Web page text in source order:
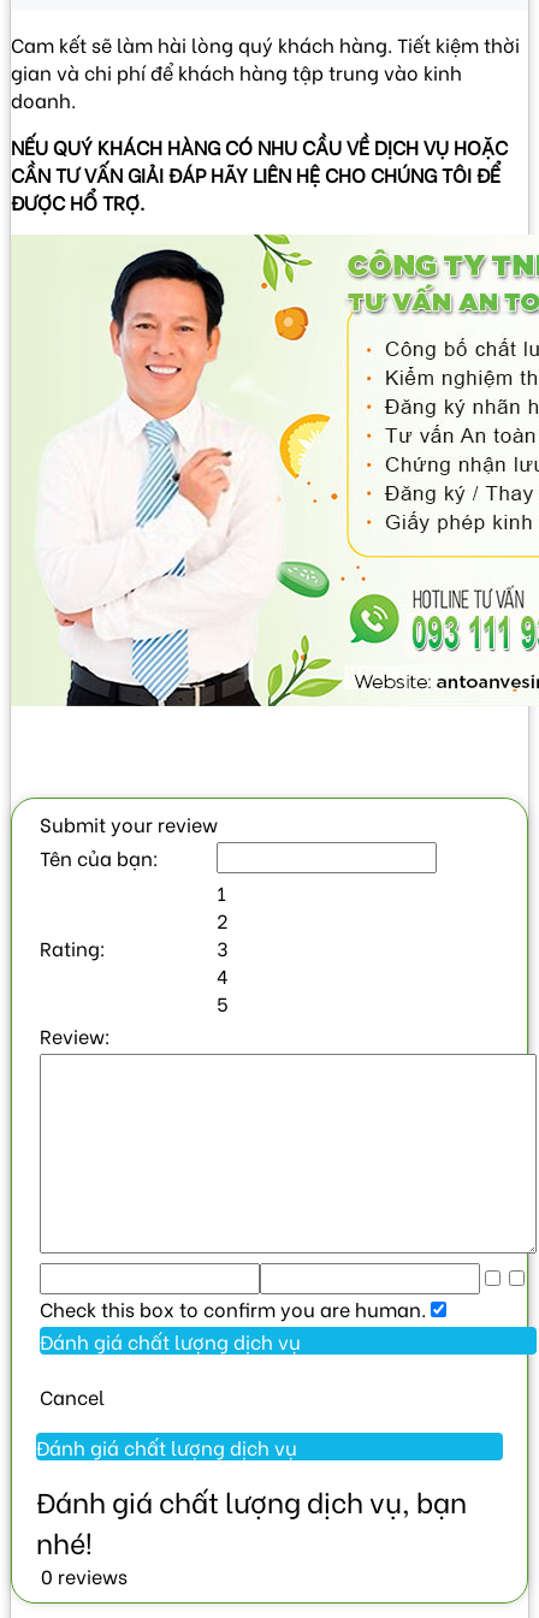
Cam kết sẽ làm hài lòng quý khách hàng. Tiết kiệm thời
gian và chi phí để khách hàng tập trung vào kinh
doanh.
NẾU QUÝ KHÁCH HÀNG CÓ NHU CẦU VỀ DỊCH VỤ HOẶC
CẦN TƯ VẤN GIẢI ĐÁP HÃY LIÊN HỆ CHO CHÚNG TÔI ĐỂ
ĐƯỢC HỔ TRỢ.
Submit your review
Tên của bạn:
Rating:
1
2
3
4
5
Review:
Check this box to confirm you are human.
Cancel
0 reviews